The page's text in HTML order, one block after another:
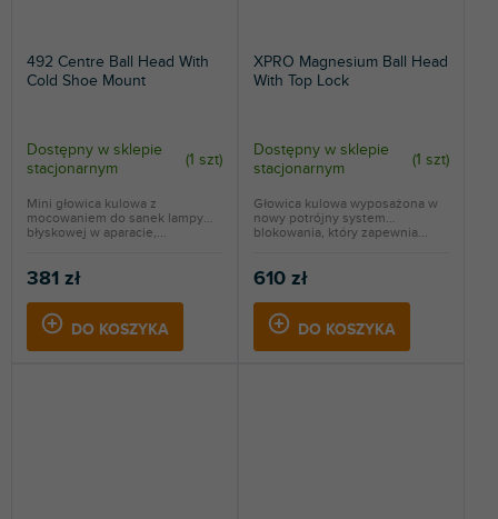
492 Centre Ball Head With
Cold Shoe Mount
Dostępny w sklepie
stacjonarnym
(1 szt)
381 zł
DO KOSZYKA
Mini głowica kulowa z
mocowaniem do sanek lampy
błyskowej w aparacie,...
XPRO Magnesium Ball Head
With Top Lock
Dostępny w sklepie
stacjonarnym
(1 szt)
610 zł
DO KOSZYKA
Głowica kulowa wyposażona w
nowy potrójny system
blokowania, który zapewnia...